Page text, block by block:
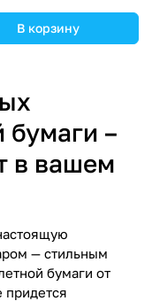
В корзину
бумаги –
в вашем
— стильным
бумаги от
придется